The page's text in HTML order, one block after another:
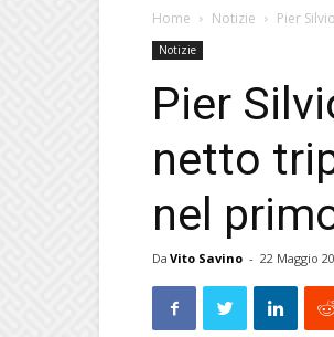
Home Notizie Pier
Notizie
Pier
netto
nel
Da Vito Savino - 22 Maggio